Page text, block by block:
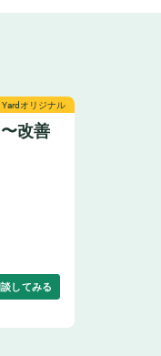
Yardオリジナル
改善
してみる